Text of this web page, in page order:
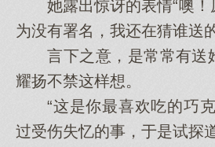
她露出惊讶的表情“噢！
为没有署名，我还在猜谁送
言下之意，是常常有送
耀扬不禁这样想。
“这是你最喜欢吃的巧克
过受伤失忆的事，于是试探道